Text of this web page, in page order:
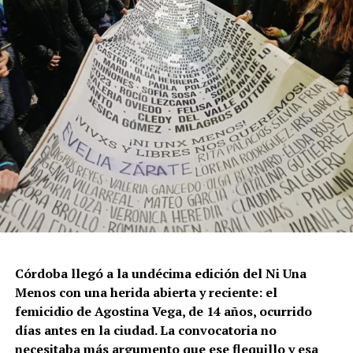
Córdoba llegó a la undécima edición del Ni Una
Menos con una herida abierta y reciente: el
femicidio de Agostina Vega, de 14 años, ocurrido
días antes en la ciudad. La convocatoria no
necesitaba más argumento que ese flequillo y esa